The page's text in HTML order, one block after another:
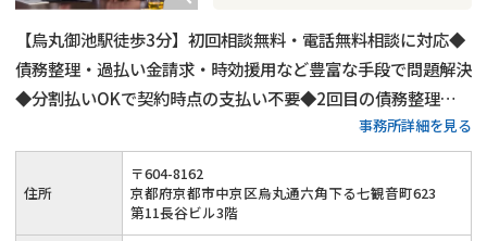
【烏丸御池駅徒歩3分】初回相談無料・電話無料相談に対応◆
債務整理・過払い金請求・時効援用など豊富な手段で問題解決
◆分割払いOKで契約時点の支払い不要◆2回目の債務整理手
続きなども対応可能◆京都市を中心に債務整理のサポートをし
ている法律事務所です。借金問題のことならまずは当事務所ま
でご相談ください。
事務所詳細を見る
住所
〒604-8162
京都府京都市中京区烏丸通六角下る七観音町623
第11長谷ビル3階